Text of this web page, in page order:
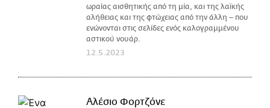
ωραίας αισθητικής από τη μία, και της λαϊκής
αλήθειας και της φτώχειας από την άλλη – που
ενώνονται στις σελίδες ενός καλογραμμένου
αστικού νουάρ.
12.5.2023
Αλέσιο Φορτζόνε